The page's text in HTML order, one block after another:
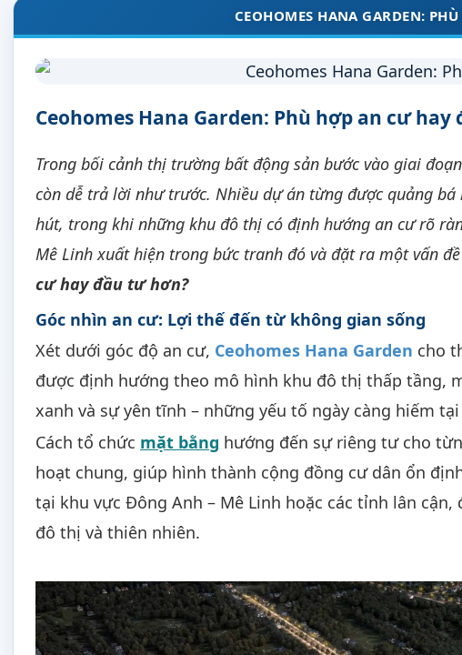
CEOHOMES HANA GARDEN:
Ceohomes Hana Garden: Phù hợp an cư
Trong bối cảnh thị trường bất động sản bước vào giai
còn dễ trả lời như trước. Nhiều dự án từng được quảng
hút, trong khi những khu đô thị có định hướng an cư rõ
Mê Linh xuất hiện trong bức tranh đó và đặt ra một vấn
cư hay đầu tư hơn?
Góc nhìn an cư: Lợi thế đến từ không gian sống
Xét dưới góc độ an cư, Ceohomes Hana Garden cho
được định hướng theo mô hình khu đô thị thấp tầng,
xanh và sự yên tĩnh – những yếu tố ngày càng hiếm
Cách tổ chức mặt bằng hướng đến sự riêng tư cho
hoạt chung, giúp hình thành cộng đồng cư dân ổn
tại khu vực Đông Anh – Mê Linh hoặc các tỉnh lân
đô thị và thiên nhiên.